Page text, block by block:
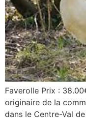
Faverolle Prix :
originaire de la
dans le Centre-Val